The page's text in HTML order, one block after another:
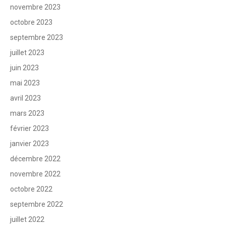
novembre 2023
octobre 2023
septembre 2023
juillet 2023
juin 2023
mai 2023
avril 2023
mars 2023
février 2023
janvier 2023
décembre 2022
novembre 2022
octobre 2022
septembre 2022
juillet 2022